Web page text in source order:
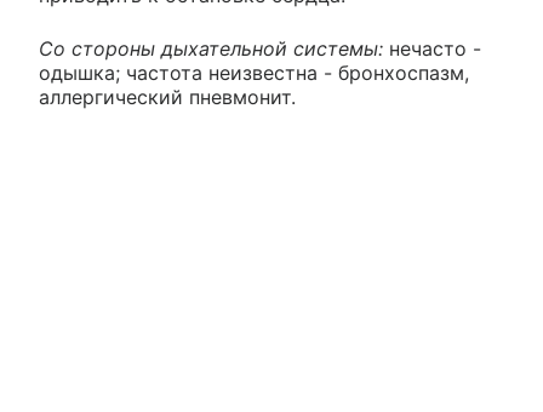
Со стороны дыхательной системы: нечасто -
одышка; частота неизвестна - бронхоспазм,
аллергический пневмонит.